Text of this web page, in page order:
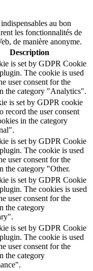
au bon
les fonctionnalités de
de manière anonyme.
Description
is set by GDPR Cookie
The cookie is used
user consent for the
the category "Analytics".
is set by GDPR cookie
record the user consent
in the category
is set by GDPR Cookie
The cookie is used
user consent for the
the category "Other.
is set by GDPR Cookie
The cookies is used
user consent for the
the category
is set by GDPR Cookie
The cookie is used
user consent for the
the category